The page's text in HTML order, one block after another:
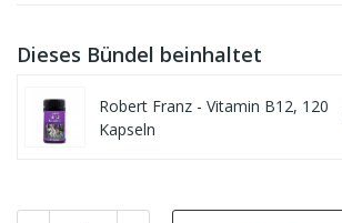
Dieses Bündel beinhaltet
Robert Franz - Vitamin B12, 120
Kapseln